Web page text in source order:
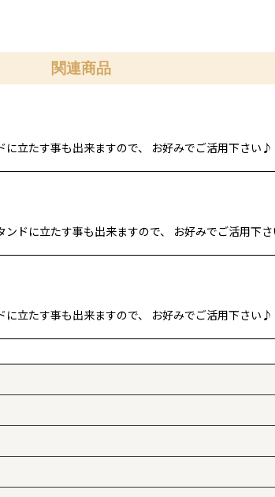
関連商品
立たす事も出来ますので、 お好みでご活用下さい♪
ドに立たす事も出来ますので、 お好みでご活用下
立たす事も出来ますので、 お好みでご活用下さい♪